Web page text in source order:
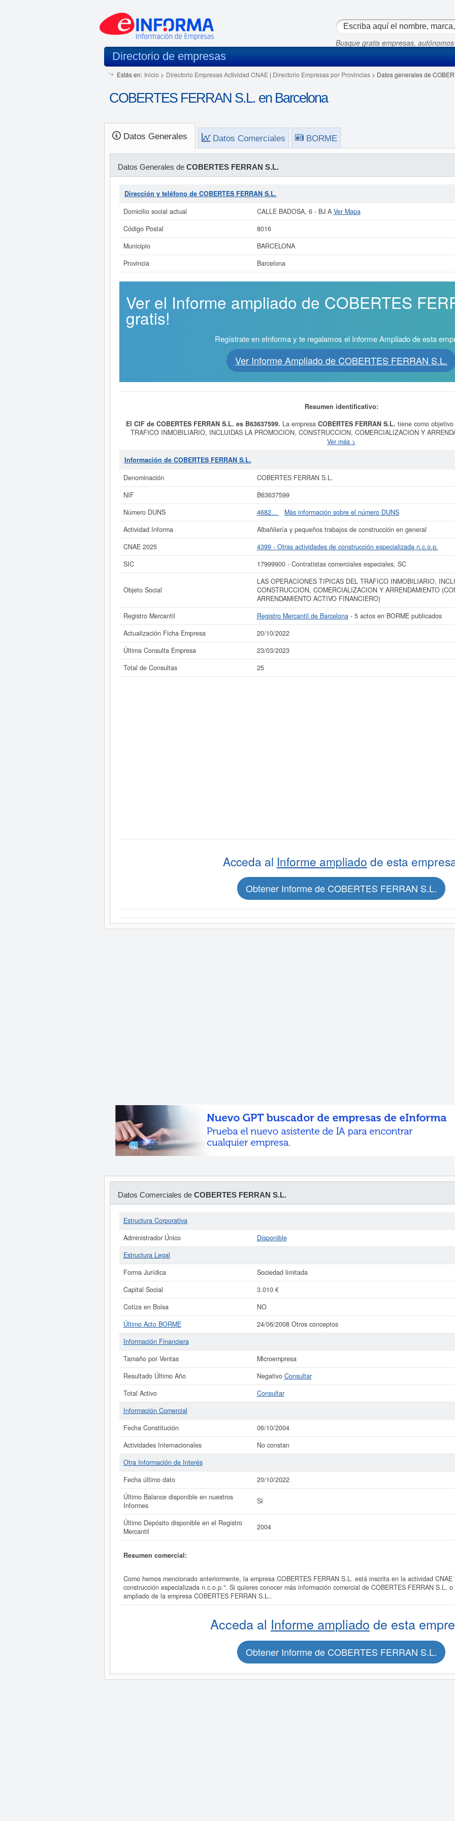
Busque gratis empresas,
Directorio de empresas
Estás en: Inicio > Directorio Empresas Actividad CNAE | Directorio Empresas por Provincias> Datos generales de
COBERTES FERRAN S.L. en Barcelona
Datos Generales Datos Comerciales BORME
Datos Generales de COBERTES FERRAN S.L.
Dirección y teléfono de COBERTES FERRAN S.L.
Domicilio social actual
CALLE BADOSA, 6 - BJ A Ver Mapa
Código Postal
8016
Municipio
BARCELONA
Provincia
Barcelona
Ver el Informe ampliado de COBERTES
gratis!
Regístrate en eInforma y te regalamos el Informe Ampliado de esta
Ver Informe Ampliado de COBERTES FERRAN S.L.
Resumen identificativo:
El CIF de COBERTES FERRAN S.L. es B63637599. La empresa COBERTES FERRAN S.L. tiene como
TRAFICO INMOBILIARIO, INCLUIDAS LA PROMOCION, CONSTRUCCION, COMERCIALIZACION Y
ARRENDAMIENTO ACTIVO FINANCIERO) y se dió del alta el día 06/10/2004. Esta empresa está incluida
actividades de construcción especializada n.c.o.p.. Dentro del Sistema Internacional de Clasificación de
COBERTES FERRAN S.L.se encuentra en el SIC 17999900. Esta ficha de empresa ha sido consultada 25
COBERTES FERRAN S.L.
tiene un patrimonio aproximado de 0 a 3.100 €. Esta empresa figura inscrita en el
Si está interesado en conocer más datos de la empresa COBERTES FERRAN S.L. puede
COBERTES FERRAN S.L. y consultar los resultados de sus años de actividad, así como los balances y
La última actualización del informe de empresa se ha realizado el 20/10/2022.
Ver más >
Información de COBERTES FERRAN S.L.
Denominación
COBERTES FERRAN S.L.
NIF
B63637599
Número DUNS
4682...
Más información sobre el número DUNS
Actividad Informa
Albañilería y pequeños trabajos de construcción en general
CNAE 2025
4399 - Otras actividades de construcción especializada n.c.o.p.
SIC
17999900 - Contratistas comerciales especiales, SC
Objeto Social
LAS OPERACIONES TIPICAS DEL TRAFICO INMOBILIARIO,
CONSTRUCCION, COMERCIALIZACION Y ARRENDAMIENTO
ARRENDAMIENTO ACTIVO FINANCIERO)
Registro Mercantil
Registro Mercantil de Barcelona- 5 actos en BORME publicados
Actualización Ficha Empresa
20/10/2022
Última Consulta Empresa
23/03/2023
Total de Consultas
25
Acceda al Informe ampliado de esta
Obtener Informe de COBERTES FERRAN S.L.
Datos Comerciales de COBERTES FERRAN S.L.
Estructura Corporativa
Administrador Único
Disponible
Estructura Legal
Forma Jurídica
Sociedad limitada
Capital Social
3.010 €
Cotiza en Bolsa
NO
Último Acto BORME
24/06/2008 Otros conceptos
Información Financiera
Tamaño por Ventas
Microempresa
Resultado Último Año
Negativo Consultar
Total Activo
Consultar
Información Comercial
Fecha Constitución
06/10/2004
Actividades Internacionales
No constan
Otra Información de Interés
Fecha último dato
20/10/2022
Último Balance disponible en nuestros
Informes
SI
Último Depósito disponible en el Registro
Mercantil
2004
Resumen comercial:
Como hemos mencionado anteriormente, la empresa COBERTES FERRAN S.L. está inscrita en la actividad
construcción especializada n.c.o.p.". Si quieres conocer más información comercial de COBERTES FERRAN S.L.
ampliado de la empresa COBERTES FERRAN S.L..
Acceda al Informe ampliado de esta
Obtener Informe de COBERTES FERRAN S.L.